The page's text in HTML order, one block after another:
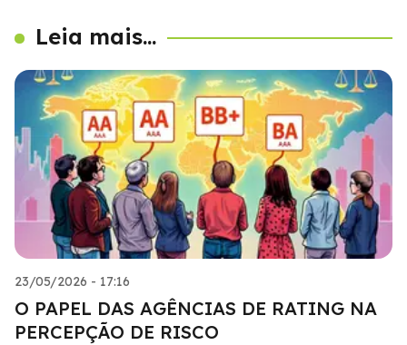
Leia mais...
23/05/2026 - 17:16
O PAPEL DAS AGÊNCIAS DE RATING NA
PERCEPÇÃO DE RISCO